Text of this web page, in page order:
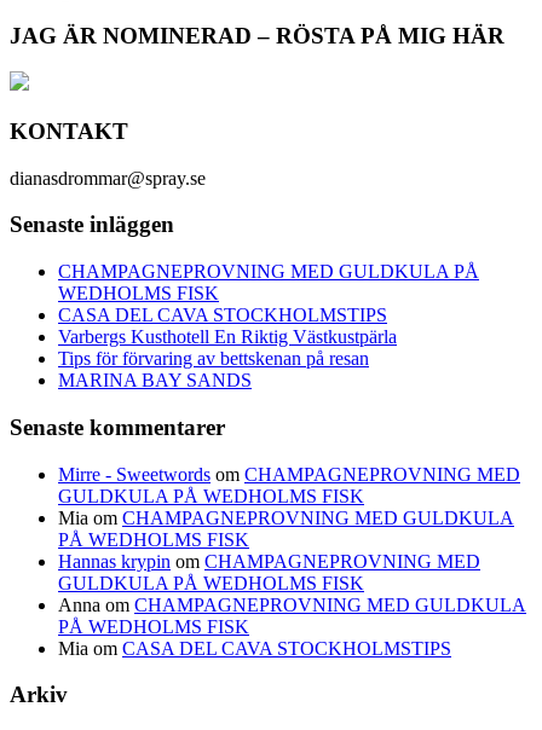
JAG ÄR NOMINERAD – RÖSTA PÅ MIG HÄR
KONTAKT
dianasdrommar@spray.se
Senaste inläggen
CHAMPAGNEPROVNING MED GULDKULA PÅ
WEDHOLMS FISK
CASA DEL CAVA STOCKHOLMSTIPS
Varbergs Kusthotell En Riktig Västkustpärla
Tips för förvaring av bettskenan på resan
MARINA BAY SANDS
Senaste kommentarer
Mirre - Sweetwords om CHAMPAGNEPROVNING MED
GULDKULA PÅ WEDHOLMS FISK
Mia om CHAMPAGNEPROVNING MED GULDKULA
PÅ WEDHOLMS FISK
Hannas krypin om CHAMPAGNEPROVNING MED
GULDKULA PÅ WEDHOLMS FISK
Anna om CHAMPAGNEPROVNING MED GULDKULA
PÅ WEDHOLMS FISK
Mia om CASA DEL CAVA STOCKHOLMSTIPS
Arkiv